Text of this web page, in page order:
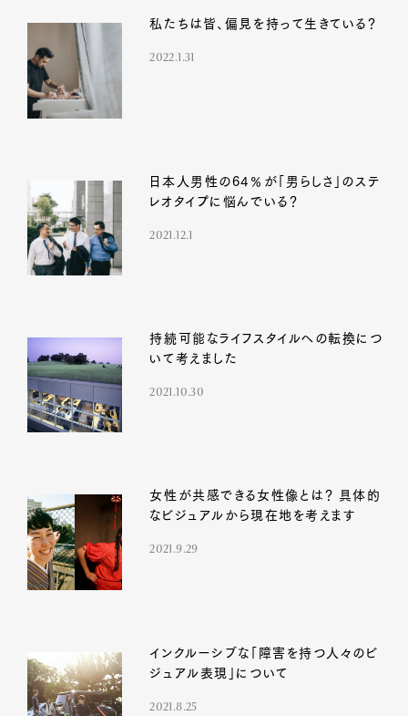
私たちは皆、偏見を持って生きている？
2022.1.31
日本人男性の64％が「男らしさ」のステ
レオタイプに悩んでいる？
2021.12.1
持続可能なライフスタイルへの転換につ
いて考えました
2021.10.30
女性が共感できる女性像とは？ 具体的
なビジュアルから現在地を考えます
2021.9.29
インクルーシブな「障害を持つ人々のビ
ジュアル表現」について
2021.8.25